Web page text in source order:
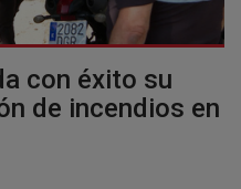
con éxito su
de incendios en